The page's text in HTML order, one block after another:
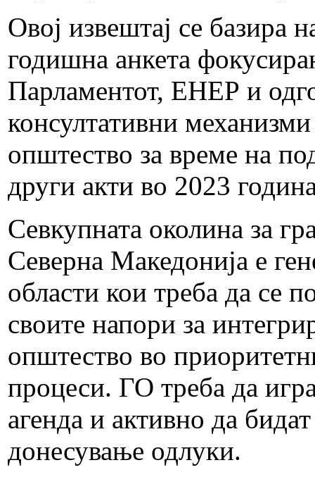
Овој извештај се базира
годишна анкета
Парламентот, ЕНЕР и
консултативни
општество за време на
други акти во 2023
Севкупната околина за
Северна Македонија е
области кои треба да се
своите напори за
општество во
процеси. ГО треба да
агенда и активно да
донесување одлуки.